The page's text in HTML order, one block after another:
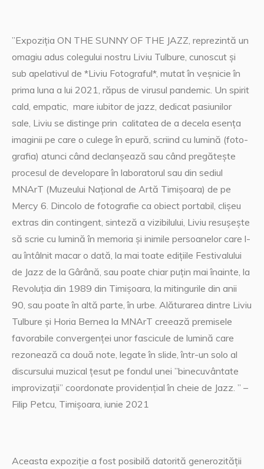
”Expoziția ON THE SUNNY OF THE JAZZ, reprezintă un
omagiu adus colegului nostru Liviu Tulbure, cunoscut și
sub apelativul de *Liviu Fotograful*, mutat în veșnicie în
prima luna a lui 2021, răpus de virusul pandemic. Un spirit
cald, empatic, mare iubitor de jazz, dedicat pasiunilor
sale, Liviu se distinge prin calitatea de a decela esența
imaginii pe care o culege în epură, scriind cu lumină (foto-
grafia) atunci când declanșează sau când pregătește
procesul de developare în laboratorul sau din sediul
MNArT (Muzeului Național de Artă Timișoara) de pe
Mercy 6. Dincolo de fotografie ca obiect portabil, clișeu
extras din contingent, sinteză a vizibilului, Liviu resușește
să scrie cu lumină în memoria și inimile persoanelor care l-
au întâlnit macar o dată, la mai toate edițiile Festivalului
de Jazz de la Gârână, sau poate chiar puțin mai înainte, la
Revoluția din 1989 din Timișoara, la mitingurile din anii
90, sau poate în altă parte, în urbe. Alăturarea dintre Liviu
Tulbure și Horia Bernea la MNArT creează premisele
favorabile convergenței unor fascicule de lumină care
rezonează ca două note, legate în slide, într-un solo al
discursului muzical țesut pe fondul unei ”binecuvântate
improvizații” coordonate providențial în cheie de Jazz. ” –
Filip Petcu, Timișoara, iunie 2021
Aceasta expoziție a fost posibilă datorită generozității